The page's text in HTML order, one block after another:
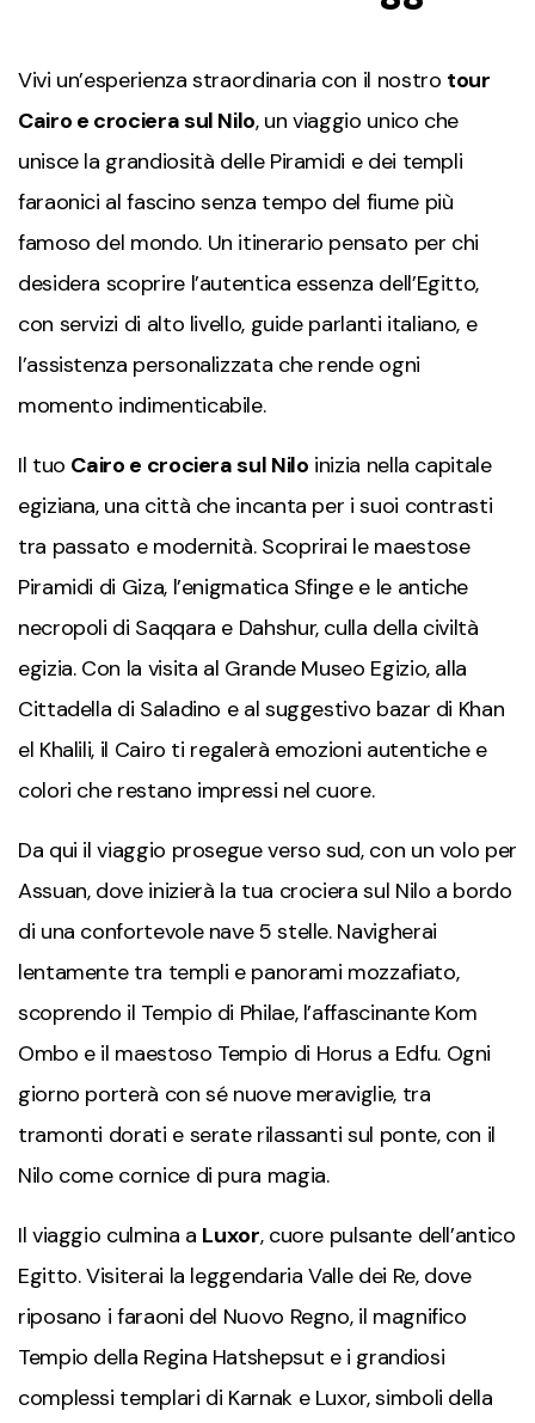
Vivi un’esperienza straordinaria con il nostro tour
Cairo e crociera sul Nilo, un viaggio unico che
unisce la grandiosità delle Piramidi e dei templi
faraonici al fascino senza tempo del fiume più
famoso del mondo. Un itinerario pensato per chi
desidera scoprire l’autentica essenza dell’Egitto,
con servizi di alto livello, guide parlanti italiano, e
l’assistenza personalizzata che rende ogni
momento indimenticabile.
Il tuo Cairo e crociera sul Nilo inizia nella capitale
egiziana, una città che incanta per i suoi contrasti
tra passato e modernità. Scoprirai le maestose
Piramidi di Giza, l’enigmatica Sfinge e le antiche
necropoli di Saqqara e Dahshur, culla della civiltà
egizia. Con la visita al Grande Museo Egizio, alla
Cittadella di Saladino e al suggestivo bazar di Khan
el Khalili, il Cairo ti regalerà emozioni autentiche e
colori che restano impressi nel cuore.
Da qui il viaggio prosegue verso sud, con un volo per
Assuan, dove inizierà la tua crociera sul Nilo a bordo
di una confortevole nave 5 stelle. Navigherai
lentamente tra templi e panorami mozzafiato,
scoprendo il Tempio di Philae, l’affascinante Kom
Ombo e il maestoso Tempio di Horus a Edfu. Ogni
giorno porterà con sé nuove meraviglie, tra
tramonti dorati e serate rilassanti sul ponte, con il
Nilo come cornice di pura magia.
Il viaggio culmina a Luxor, cuore pulsante dell’antico
Egitto. Visiterai la leggendaria Valle dei Re, dove
riposano i faraoni del Nuovo Regno, il magnifico
Tempio della Regina Hatshepsut e i grandiosi
complessi templari di Karnak e Luxor, simboli della